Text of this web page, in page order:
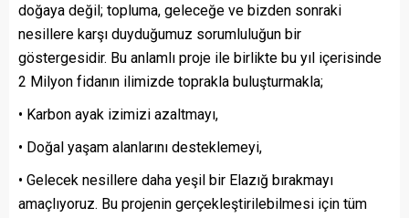
doğaya değil; topluma, geleceğe ve bizden sonraki
nesillere karşı duyduğumuz sorumluluğun bir
göstergesidir. Bu anlamlı proje ile birlikte bu yıl içerisinde
2 Milyon fidanın ilimizde toprakla buluşturmakla;
• Karbon ayak izimizi azaltmayı,
• Doğal yaşam alanlarını desteklemeyi,
• Gelecek nesillere daha yeşil bir Elazığ bırakmayı
amaçlıyoruz. Bu projenin gerçekleştirilebilmesi için tüm